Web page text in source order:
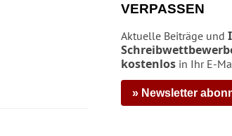
VERPASSEN
Aktuelle Beiträge und
kostenlos in Ihr E-
» Newsletter